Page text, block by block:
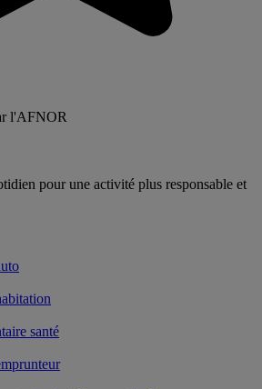
l'AFNOR
pour une activité plus responsable et
santé